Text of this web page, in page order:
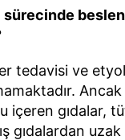
tedavisi ve
içeren gıdalar,
gıdalardan